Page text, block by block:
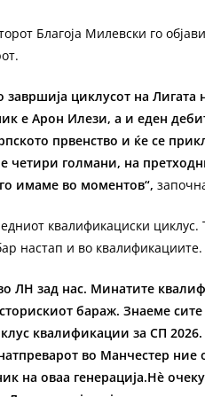
Благоја Милевски го
завршија циклусот на
е Арон Илези, а и еден
првенство и ќе се
четири голмани, на
имаме во моментов“,
квалификациски циклус.
настап и во квалификациите.
ЛН зад нас. Минатите
бараж. Знаеме
квалификации за СП
во Манчестер ние
на оваа генерација.Нè